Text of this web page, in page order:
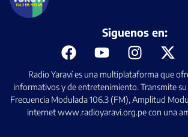
Radio Yaraví es una multiplataforma que
informativos y de entretenimiento. Transmite su
Frecuencia Modulada 106.3 (FM), Amplitud
internet www.radioyaravi.org.pe con una
Siguenos en: